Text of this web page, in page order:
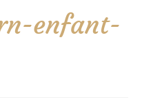
enfant-